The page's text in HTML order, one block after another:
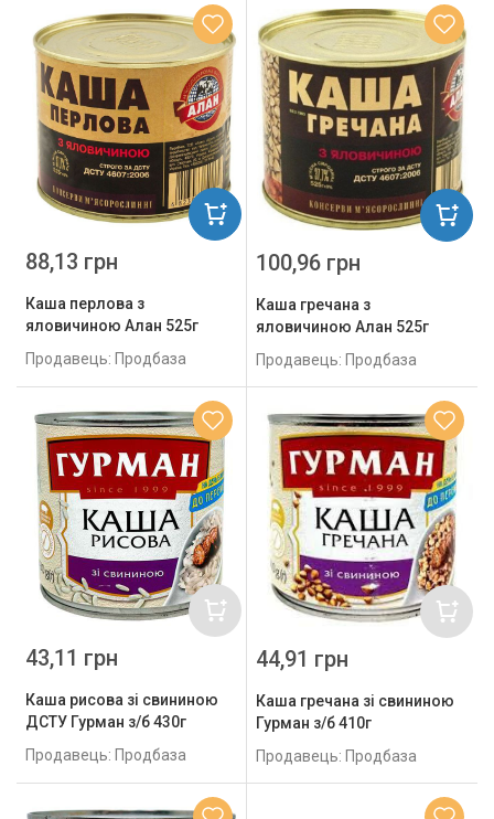
Каша перлова з
яловичиною Алан 525г
Продавець: Продбаза
88,13 грн
Каша гречана з
яловичиною Алан 525г
Продавець: Продбаза
100,96 грн
Каша рисова зі свининою
ДСТУ Гурман з/б 430г
Продавець: Продбаза
43,11 грн
Каша гречана зі свининою
Гурман з/б 410г
Продавець: Продбаза
44,91 грн